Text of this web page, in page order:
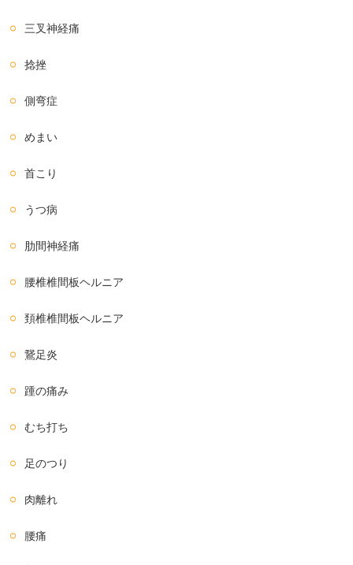
三叉神経痛
捻挫
側弯症
めまい
首こり
うつ病
肋間神経痛
腰椎椎間板ヘルニア
頚椎椎間板ヘルニア
鵞足炎
踵の痛み
むち打ち
足のつり
肉離れ
腰痛